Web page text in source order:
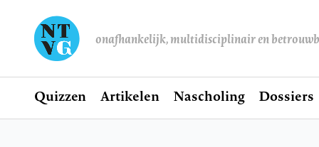
onafhankelijk, multidisciplinair en
Hoofdnavigatie
Home
Quizzen Artikelen Nascholing Dossiers